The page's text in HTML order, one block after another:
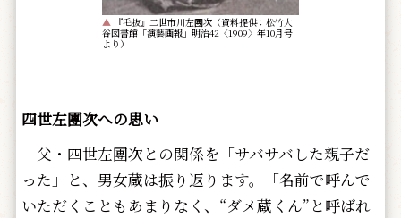
▲ 『毛抜』二世市川左團次（資料提供：松竹大
谷図書館「演藝画報」 明治42〈1909〉年10月号
より）
四世左團次への思い
父・四世左團次との関係を「サバサバした親子だ
った」と、男女蔵は振り返ります。「名前で呼んで
いただくこともあまりなく、“ダメ蔵くん”と呼ばれ